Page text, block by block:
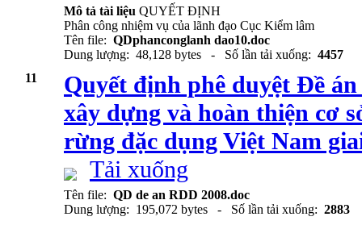
Mô tả tài liệu QUYẾT ĐỊNH
Phân công nhiệm vụ của lãnh đạo Cục Kiểm lâm
Tên file: QDphanconglanh dao10.doc
Dung lượng: 48,128 bytes - Số lần tải xuống: 4457
11
Quyết định phê duyệt Đề
xây dựng và hoàn thiện cơ
rừng đặc dụng Việt Nam
Tải xuống
Tên file: QD de an RDD 2008.doc
Dung lượng: 195,072 bytes - Số lần tải xuống: 2883